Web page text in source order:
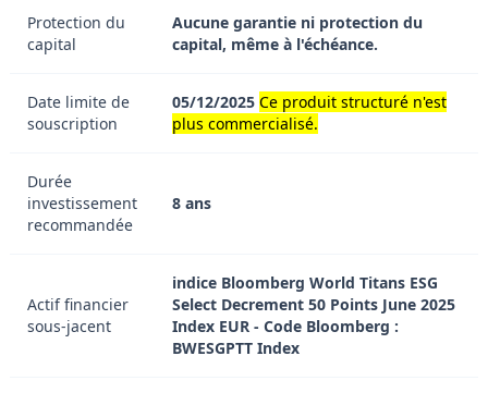
Protection du
capital
Aucune garantie ni protection du
capital, même à l'échéance.
Date limite de
souscription
05/12/2025 Ce produit structuré n'est
plus commercialisé.
Durée
investissement
recommandée
8 ans
Actif financier
sous-jacent
indice Bloomberg World Titans ESG
Select Decrement 50 Points June 2025
Index EUR - Code Bloomberg :
BWESGPTT Index